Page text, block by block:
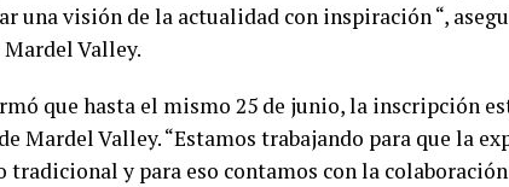
una visión de la actualidad con inspiración “,
Valley.
que hasta el mismo 25 de junio, la inscripción
Mardel Valley​. “Estamos trabajando para que la
tradicional y para eso contamos con la